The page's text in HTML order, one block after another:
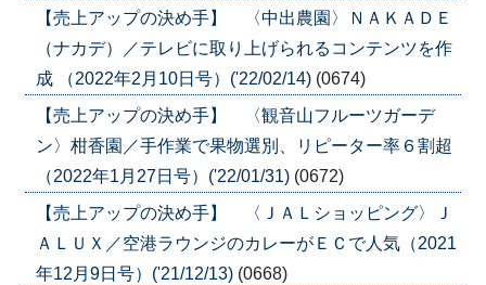
【売上アップの決め手】 〈中出農園〉ＮＡＫＡＤＥ
（ナカデ）／テレビに取り上げられるコンテンツを作
成 （2022年2月10日号）('22/02/14) (0674)
【売上アップの決め手】 〈観音山フルーツガーデ
ン〉柑香園／手作業で果物選別、リピーター率６割超
（2022年1月27日号）('22/01/31) (0672)
【売上アップの決め手】 〈ＪＡＬショッピング〉Ｊ
ＡＬＵＸ／空港ラウンジのカレーがＥＣで人気（2021
年12月9日号）('21/12/13) (0668)